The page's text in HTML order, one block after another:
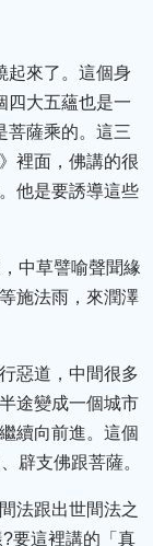
起來了。這個身
四大五蘊也是一
菩薩乘的。這三
裡面，佛講的很
他是要誘導這些
中草譬喻聲聞緣
施法雨，來潤澤
惡道，中間很多
途變成一個城市
續向前進。這個
辟支佛跟菩薩。
法跟出世間法之
要這裡講的「真